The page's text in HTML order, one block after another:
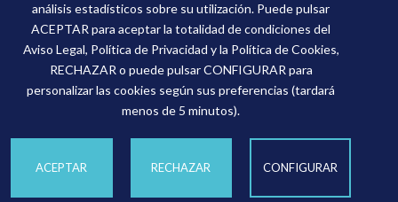
w34Marketing
análisis estadísticos sobre su utilización. Puede pulsar
ACEPTAR para aceptar la totalidad de condiciones del
Aviso Legal, Política de Privacidad y la Política de Cookies,
RECHAZAR o puede pulsar CONFIGURAR para
personalizar las cookies según sus preferencias (tardará
menos de 5 minutos).
ACEPTAR RECHAZAR CONFIGURAR